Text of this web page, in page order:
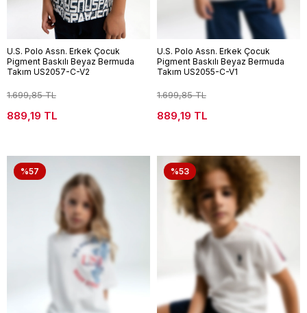
U.S. Polo Assn. Erkek Çocuk
Pigment Baskılı Beyaz Bermuda
Takım US2057-C-V2
1.699,85 TL
889,19 TL
U.S. Polo Assn. Erkek Çocuk
Pigment Baskılı Beyaz Bermuda
Takım US2055-C-V1
1.699,85 TL
889,19 TL
%57 %53